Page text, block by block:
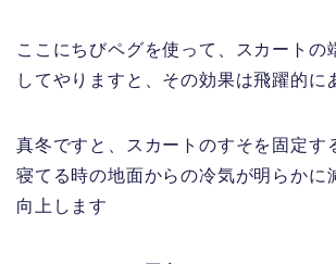
ここにちびペグを使って、スカートの
してやりますと、その効果は飛躍的に
真冬ですと、スカートのすそを固定す
寝てる時の地面からの冷気が明らかに
向上します